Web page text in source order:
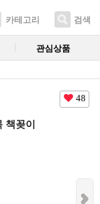
카테고리 검색
관심상품
48
책꽂이